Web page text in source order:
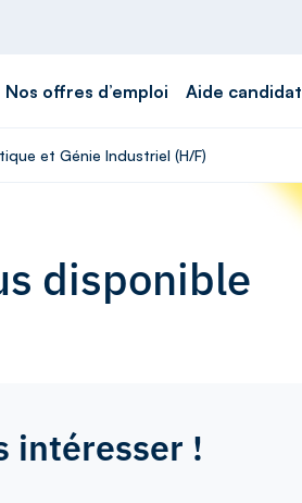
Nos offres d’emploi Aide candidat
et Génie Industriel (H/F)
disponible
intéresser !